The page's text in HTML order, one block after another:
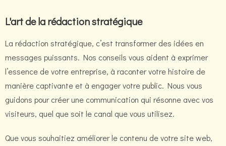
L'art de la rédaction stratégique
La rédaction stratégique, c’est transformer des idées en
messages puissants. Nos conseils vous aident à exprimer
l’essence de votre entreprise, à raconter votre histoire de
manière captivante et à engager votre public. Nous vous
guidons pour créer une communication qui résonne avec vos
visiteurs, quel que soit le canal que vous utilisez.
Que vous souhaitiez améliorer le contenu de votre site web,